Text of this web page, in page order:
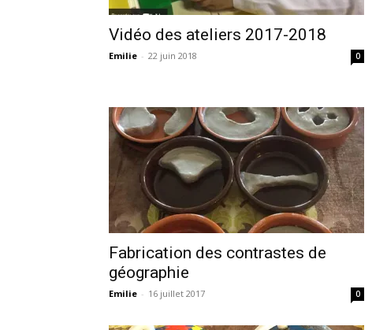
Vidéo des ateliers 2017-2018
Emilie - 22 juin 2018 0
Fabrication des contrastes de
géographie
Emilie - 16 juillet 2017 0